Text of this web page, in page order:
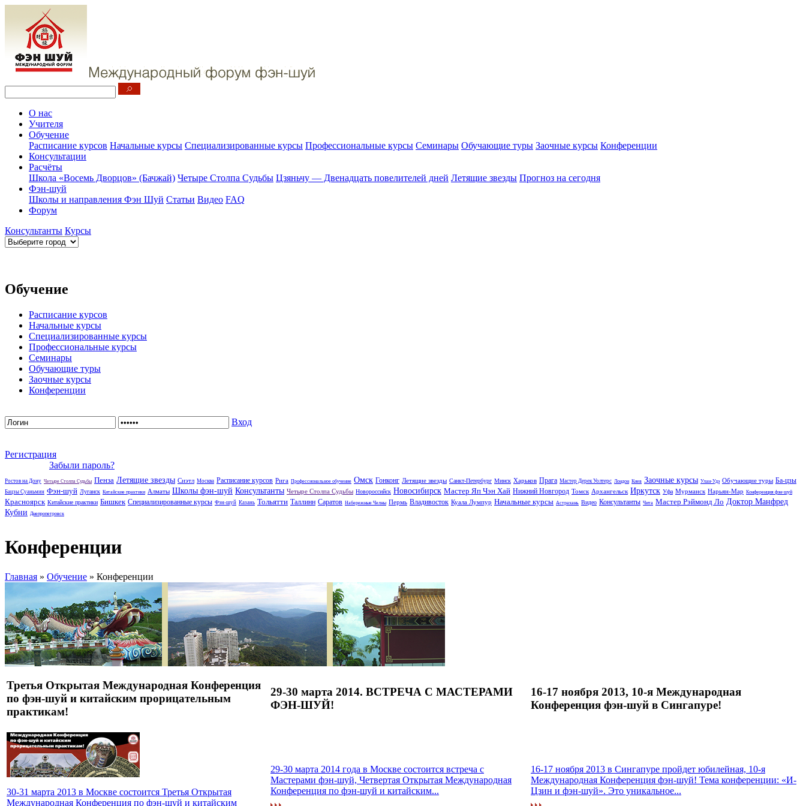
О нас
Учителя
Обучение
Расписание курсов Начальные курсы Специализированные курсы Профессиональные курсы Семинары Обучающие туры Заочные курсы Конференции
Консультации
Расчёты
Школа «Восемь Дворцов» (Бачжай) Четыре Столпа Судьбы Цзяньчу — Двенадцать повелителей дней Летящие звезды Прогноз на сегодня
Фэн-шуй
Школы и направления Фэн Шуй Статьи Видео FAQ
Форум
Консультанты Курсы
Обучение
Расписание курсов
Начальные курсы
Специализированные курсы
Профессиональные курсы
Семинары
Обучающие туры
Заочные курсы
Конференции
Вход
Регистрация
Забыли пароль?
Ростов на Дону Четыре Столпа Судьбы Пенза Летящие звезды Сиэтл Москва Расписание курсов Рига Профессиональное обучение Омск Гонконг Летящие звезды Санкт-Петербург Минск Харьков Прага Мастер Дерек Уолтерс Лондон Киев Заочные курсы Улан-Удэ Обучающие туры Ба-цзы
Бацзы Суаньмин Фэн-шуй Луганск Китайские практики Алматы Школы фэн-шуй Консультанты Четыре Столпа Судьбы Новороссийск Новосибирск Мастер Яп Чэн Хай Нижний Новгород Томск Архангельск Иркутск Уфа Мурманск Нарьян-Мар Конференция фэн-шуй
Красноярск Китайские практики Бишкек Специализированные курсы Фэн-шуй Казань Тольятти Таллинн Саратов Набережные Челны Пермь Владивосток Куала Лумпур Начальные курсы Астрахань Видео Консультанты Чита Мастер Рэймонд Ло Доктор Манфред
Кубни Днепропетровск
Конференции
Главная » Обучение » Конференции
Третья Открытая Международная Конференция
по фэн-шуй и китайским прорицательным
практикам!
29-30 марта 2014. ВСТРЕЧА С МАСТЕРАМИ
ФЭН-ШУЙ!
16-17 ноября 2013, 10-я Международная
Конференция фэн-шуй в Сингапуре!
30-31 марта 2013 в Москве состоится Третья Открытая
Международная Конференция по фэн-шуй и китайским
29-30 марта 2014 года в Москве состоится встреча с
Мастерами фэн-шуй, Четвертая Открытая Международная
Конференция по фэн-шуй и китайским...
16-17 ноября 2013 в Сингапуре пройдет юбилейная, 10-я
Международная Конференция фэн-шуй! Тема конференции: «И-
Цзин и фэн-шуй». Это уникальное...